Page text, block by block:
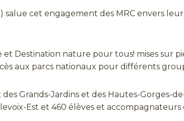
salue cet engagement des MRC envers
et Destination nature pour tous! mises
aux parcs nationaux pour différents
Grands-Jardins et des Hautes-Gorges-
Est et 460 élèves et